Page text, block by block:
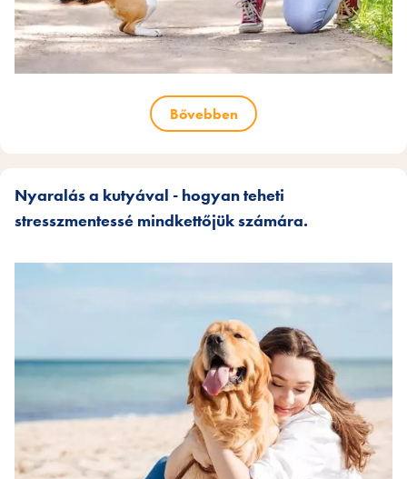
Bővebben
Nyaralás a kutyával - hogyan teheti
stresszmentessé mindkettőjük számára.